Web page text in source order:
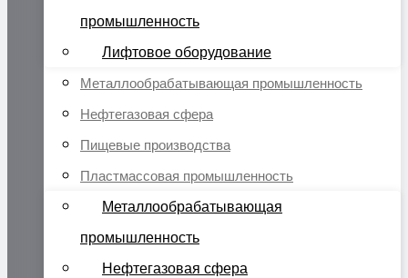
промышленность
Лифтовое оборудование
Металлообрабатывающая промышленность
Нефтегазовая сфера
Пищевые производства
Пластмассовая промышленность
Металлообрабатывающая
промышленность
Нефтегазовая сфера